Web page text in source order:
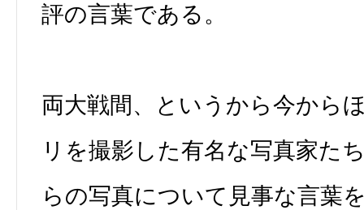
評の言葉である。
両大戦間、というから今から
リを撮影した有名な写真家た
らの写真について見事な言葉